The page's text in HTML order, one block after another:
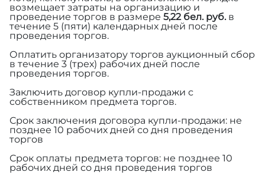
возмещает затраты на организацию и
проведение торгов в размере 5,22 бел. руб.в
течение 5 (пяти) календарных дней после
проведения торгов.
Оплатить организатору торгов аукционный сбор
в течение 3 (трех) рабочих дней после
проведения торгов.
Заключить договор купли-продажи с
собственником предмета торгов.
Срок заключения договора купли-продажи: не
позднее 10 рабочих дней со дня проведения
торгов
Срок оплаты предмета торгов: не позднее 10
рабочих дней со дня проведения торгов